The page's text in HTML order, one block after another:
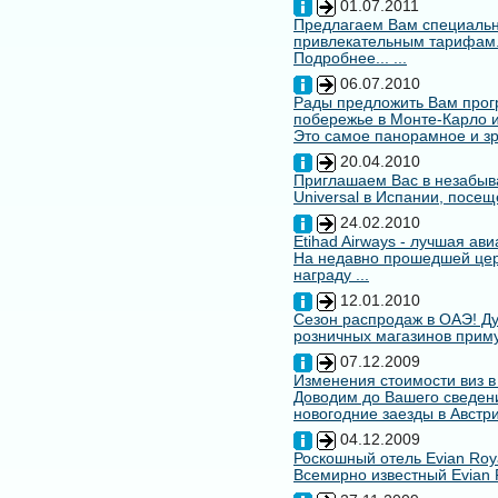
01.07.2011
Предлагаем Вам
привлекательным
Подробнее... ...
06.07.2010
Рады предложить Вам
побережье в Монте-Карло
Это самое панорамное и
20.04.2010
Приглашаем Вас в
Universal в Испании,
24.02.2010
Etihad Airways - лучшая
На недавно прошедшей
награду ...
12.01.2010
Сезон распродаж в ОАЭ!
розничных магазинов
07.12.2009
Изменения стоимости виз
Доводим до Вашего
новогодние заезды в
04.12.2009
Роскошный отель Evian
Всемирно известный